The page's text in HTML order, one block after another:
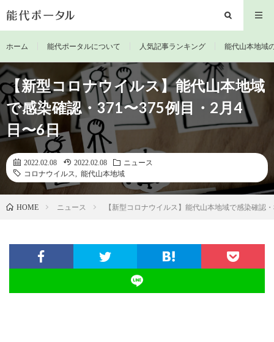
ホーム 能代ポータルについて 人気記事ランキング 能代山本地域
【新型コロナウイルス】能代山本地域
で感染確認・371〜375例目・2月4
日〜6日
2022.02.08 2022.02.08
ニュース
コロナウイルス
能代山本地域
HOME ニュース 【新型コロナウイルス】能代山本地域で感染確認